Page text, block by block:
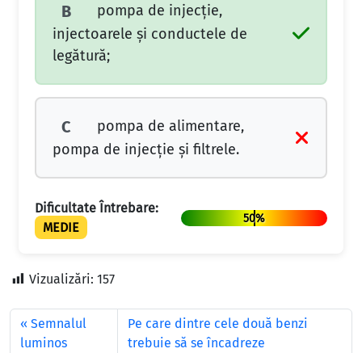
B
pompa de injecție,
injectoarele și conductele de
legătură;
C
pompa de alimentare,
pompa de injecție și filtrele.
Dificultate Întrebare:
MEDIE
50%
Vizualizări: 157
Semnalul
luminos
Pe care dintre cele două benzi
trebuie să se încadreze